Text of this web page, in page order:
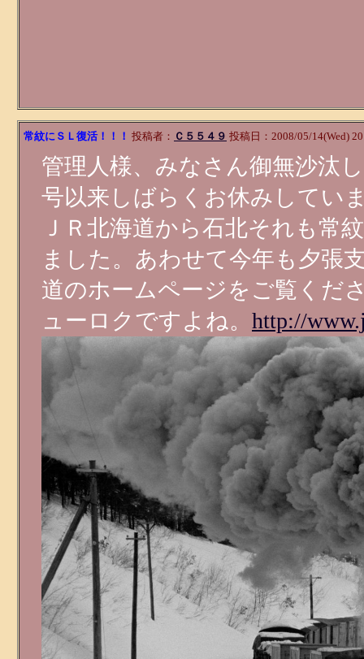
常紋にＳＬ復活！！！ 投稿者： Ｃ５５４９ 投稿日：2008/05/14(Wed)
管理人様、みなさん御無沙汰
号以来しばらくお休みしてい
ＪＲ北海道から石北それも常
ました。あわせて今年も夕張
道のホームページをご覧くだ
ューロクですよね。 http://